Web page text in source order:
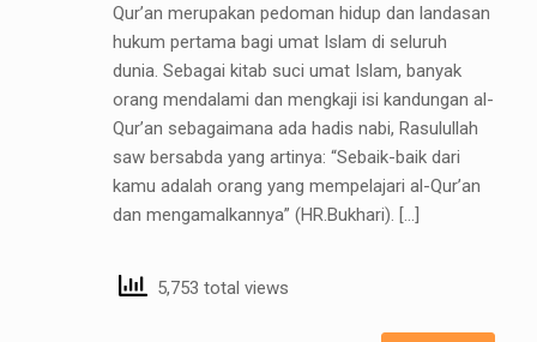
Qur’an merupakan pedoman hidup dan landasan
hukum pertama bagi umat Islam di seluruh
dunia. Sebagai kitab suci umat Islam, banyak
orang mendalami dan mengkaji isi kandungan al-
Qur’an sebagaimana ada hadis nabi, Rasulullah
saw bersabda yang artinya: “Sebaik-baik dari
kamu adalah orang yang mempelajari al-Qur’an
dan mengamalkannya” (HR.Bukhari). […]
5,753 total views